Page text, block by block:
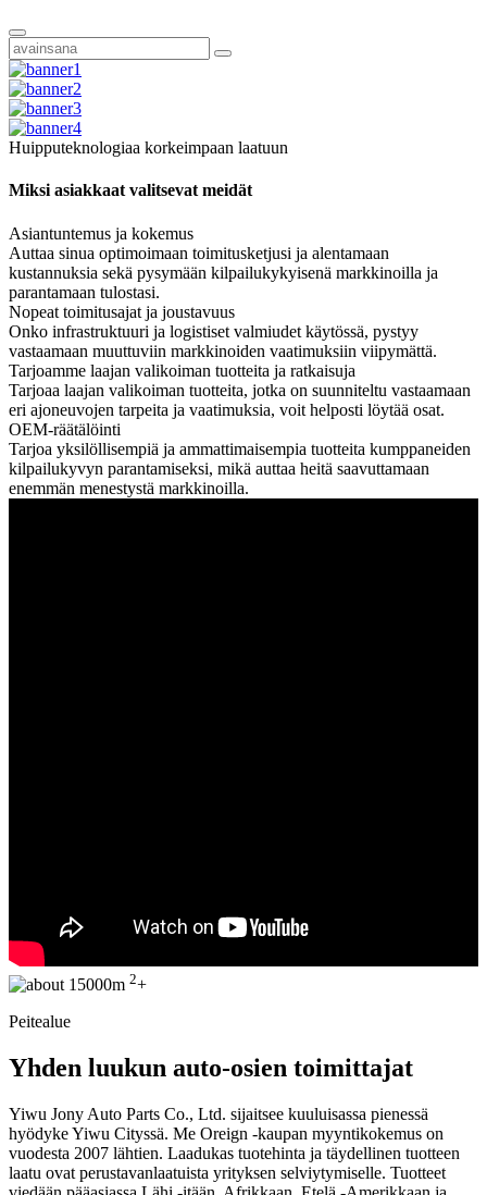
Huipputeknologiaa korkeimpaan laatuun
Miksi asiakkaat valitsevat meidät
Asiantuntemus ja kokemus
Auttaa sinua optimoimaan toimitusketjusi ja alentamaan
kustannuksia sekä pysymään kilpailukykyisenä markkinoilla ja
parantamaan tulostasi.
Nopeat toimitusajat ja joustavuus
Onko infrastruktuuri ja logistiset valmiudet käytössä, pystyy
vastaamaan muuttuviin markkinoiden vaatimuksiin viipymättä.
Tarjoamme laajan valikoiman tuotteita ja ratkaisuja
Tarjoaa laajan valikoiman tuotteita, jotka on suunniteltu vastaamaan
eri ajoneuvojen tarpeita ja vaatimuksia, voit helposti löytää osat.
OEM-räätälöinti
Tarjoa yksilöllisempiä ja ammattimaisempia tuotteita kumppaneiden
kilpailukyvyn parantamiseksi, mikä auttaa heitä saavuttamaan
enemmän menestystä markkinoilla.
15000m 2+
Peitealue
Yhden luukun auto-osien toimittajat
Yiwu Jony Auto Parts Co., Ltd. sijaitsee kuuluisassa pienessä
hyödyke Yiwu Cityssä. Me Oreign -kaupan myyntikokemus on
vuodesta 2007 lähtien. Laadukas tuotehinta ja täydellinen tuotteen
laatu ovat perustavanlaatuista yrityksen selviytymiselle. Tuotteet